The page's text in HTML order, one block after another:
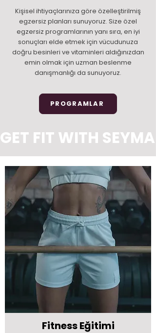
Kişisel ihtiyaçlarınıza göre özelleştirilmiş
egzersiz planları sunuyoruz. Size özel
egzersiz programlarının yanı sıra, en iyi
sonuçları elde etmek için vücudunuza
doğru besinleri ve vitaminleri aldığınızdan
emin olmak için uzman beslenme
danışmanlığı da sunuyoruz.
PROGRAMLAR
GET FIT WITH SEYMA
Fitness Eğitimi